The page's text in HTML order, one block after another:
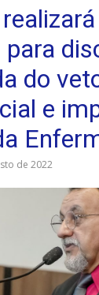
para
do
e
de 2022